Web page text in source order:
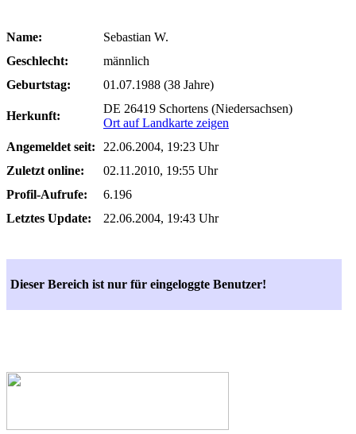
Name:
Sebastian W.
Geschlecht:
männlich
Geburtstag:
01.07.1988 (38 Jahre)
Herkunft:
DE 26419 Schortens (Niedersachsen)
Ort auf Landkarte zeigen
Angemeldet seit:
22.06.2004, 19:23 Uhr
Zuletzt online:
02.11.2010, 19:55 Uhr
Profil-Aufrufe:
6.196
Letztes Update:
22.06.2004, 19:43 Uhr
Dieser Bereich ist nur für eingeloggte Benutzer!